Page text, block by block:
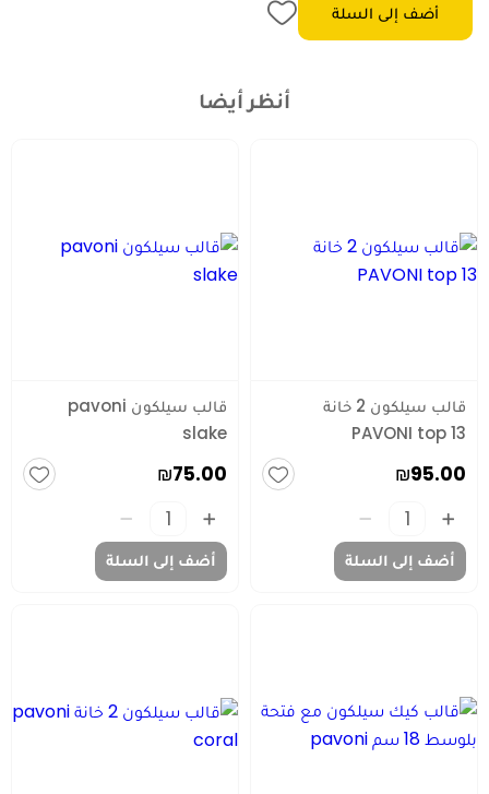
أضف إلى السلة
أنظر أيضا
قالب سيلكون 2 خانة
PAVONI top 13
₪95.00
أضف إلى السلة
قالب سيلكون pavoni
slake
₪75.00
أضف إلى السلة